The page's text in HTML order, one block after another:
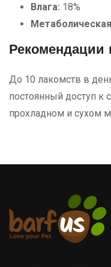
Влага: 18%
До 10 лакомств в
постоянный доступ к
прохладном и сухом